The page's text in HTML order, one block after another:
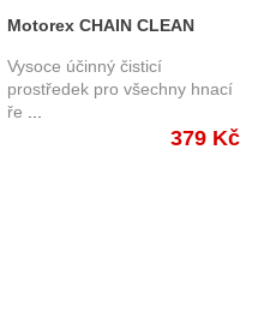
Motorex CHAIN CLEAN
DEGREASER 500ml čistič
řetězu
Vysoce účinný čisticí
prostředek pro všechny hnací
ře
379 Kč